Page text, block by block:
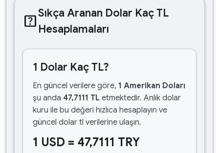
help_centerSıkça Aranan Dolar Kaç TL
Hesaplamaları
1 Dolar Kaç TL?
En güncel verilere göre, 1 Amerikan Doları
şu anda 47,7111 TL etmektedir. Anlık dolar
kuru ile bu değeri hızlıca hesaplayın ve
güncel dolar tl verilerine ulaşın.
1 USD = 47,7111 TRY